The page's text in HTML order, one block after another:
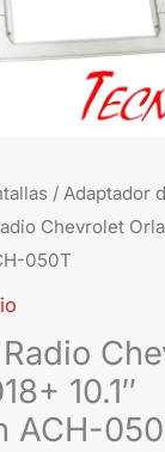
/ Adaptador
Chevrolet
050T
10.1″
ACH-